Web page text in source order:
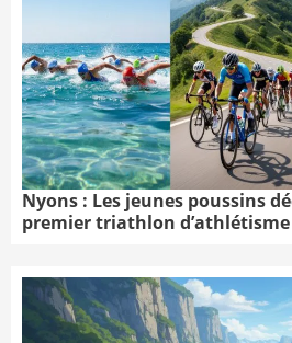
Nyons : Les jeunes poussins
premier triathlon d’athlétisme